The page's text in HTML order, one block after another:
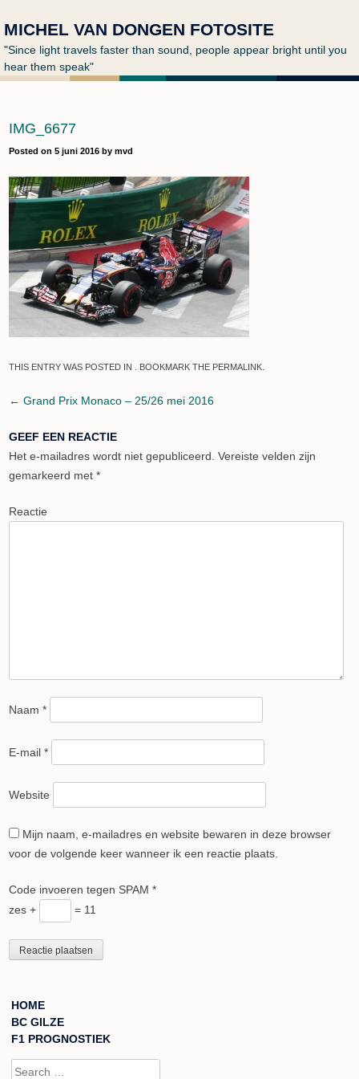
MICHEL VAN DONGEN FOTOSITE
"Since light travels faster than sound, people appear bright until you
hear them speak"
IMG_6677
Posted on 5 juni 2016by mvd
THIS ENTRY WAS POSTED IN . BOOKMARK THE PERMALINK.
Post navigation
← Grand Prix Monaco – 25/26 mei 2016
GEEF EEN REACTIE
Het e-mailadres wordt niet gepubliceerd. Vereiste velden zijn
gemarkeerd met *
Reactie
Naam *
E-mail *
Website
Mijn naam, e-mailadres en website bewaren in deze browser
voor de volgende keer wanneer ik een reactie plaats.
Code invoeren tegen SPAM *
zes +
= 11
HOME
BC GILZE
F1 PROGNOSTIEK
Search for: